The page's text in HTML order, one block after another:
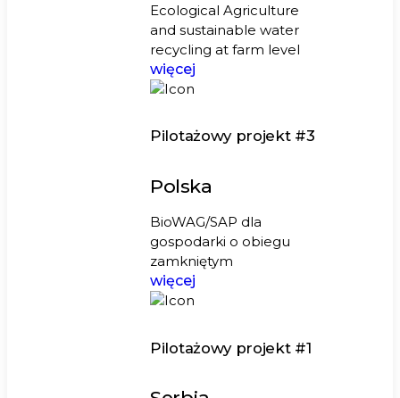
Ecological Agriculture
and sustainable water
recycling at farm level
więcej
Pilotażowy projekt #3
Polska
BioWAG/SAP dla
gospodarki o obiegu
zamkniętym
więcej
Pilotażowy projekt #1